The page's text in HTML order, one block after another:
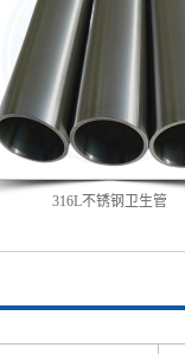
316L不锈钢卫生管